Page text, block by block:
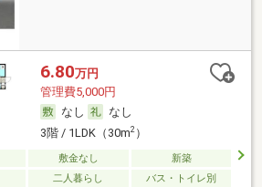
6.80万円
管理費5,000円
なし
なし
3階 / 1LDK（30m2）
敷金なし
新築
二人暮らし バス・トイレ別